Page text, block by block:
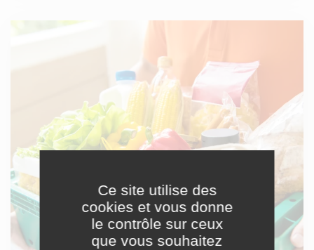
Ce site utilise des
cookies et vous donne
le contrôle sur ceux
que vous souhaitez